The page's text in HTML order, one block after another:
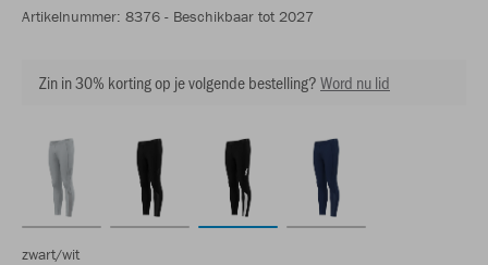
Artikelnummer: 8376 - Beschikbaar tot 2027
Zin in 30% korting op je volgende bestelling?Word nu lid
zwart/wit